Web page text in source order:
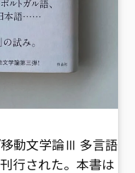
動文学論Ⅲ 多言語
行された。本書は